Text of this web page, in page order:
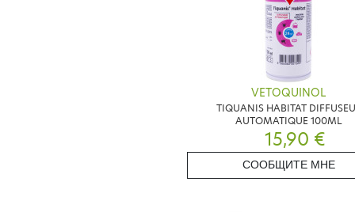
VETOQUINOL
TIQUANIS HABITAT
AUTOMATIQUE 100ML
15,90 €
СООБЩИТЕ МНЕ